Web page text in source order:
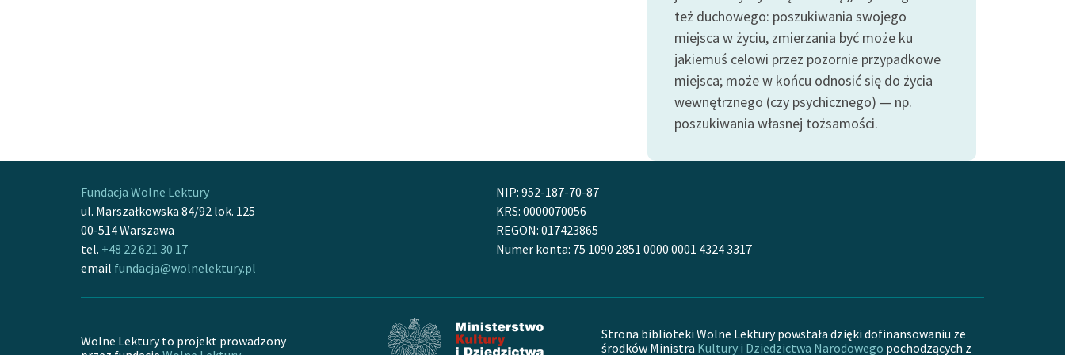
też duchowego: poszukiwania swojego
miejsca w życiu, zmierzania być może ku
jakiemuś celowi przez pozornie przypadkowe
miejsca; może w końcu odnosić się do życia
wewnętrznego (czy psychicznego) — np.
poszukiwania własnej tożsamości.
Fundacja Wolne Lektury
ul. Marszałkowska 84/92 lok. 125
00-514 Warszawa
tel. +48 22 621 30 17
email fundacja@wolnelektury.pl
NIP: 952-187-70-87
KRS: 0000070056
REGON: 017423865
Numer konta: 75 1090 2851 0000 0001 4324 3317
Wolne Lektury to projekt prowadzony
Strona biblioteki Wolne Lektury powstała dzięki dofinansowaniu ze
środków Ministra Kultury i Dziedzictwa Narodowego pochodzących z